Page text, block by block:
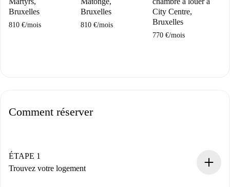
Bruxelles
810 €/mois
Bruxelles
810 €/mois
City Centre,
Bruxelles
770 €/mois
Comment réserver
ÉTAPE 1
Trouvez votre logement